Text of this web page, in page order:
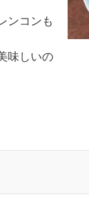
ンコンも
味しいの